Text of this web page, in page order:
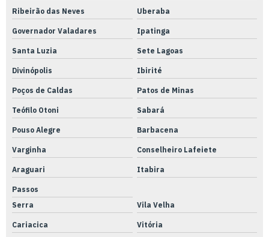
Ferramenta blister
Fresadora ferramenteira cnc
Fresas usinagem de precisão
Instrumentação e metrologia
Instrumentos de medição metrologia
Laboratório de calibração rbc inmetro
Laboratório de calibração rbc
Laboratório de metrologia dimensional
Laboratório de metrologia
Ribeirão das Neves Uberaba
Governador Valadares Ipatinga
Santa Luzia Sete Lagoas
Divinópolis Ibirité
Poços de Caldas Patos de Minas
Teófilo Otoni Sabará
Pouso Alegre Barbacena
Varginha Conselheiro Lafeiete
Araguari Itabira
Passos
Serra
Vila Velha
Cariacica Vitória